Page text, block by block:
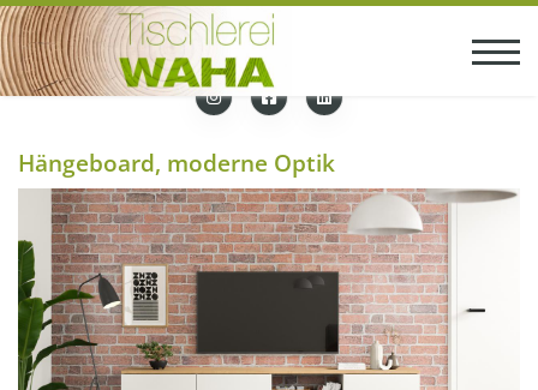
Hängeboard, moderne Optik